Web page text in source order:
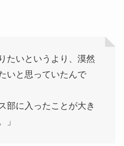
たいというより、漠然
いと思っていたんで
部に入ったことが大き
」